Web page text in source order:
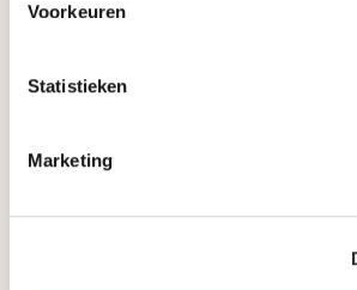
Voorkeuren
Statistieken
Marketing